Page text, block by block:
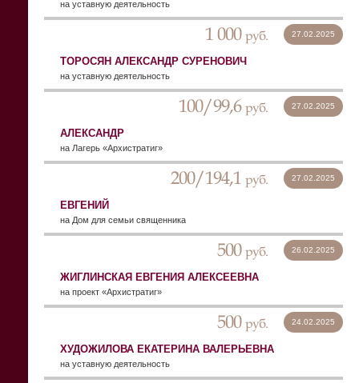
на уставную деятельность
1 000 руб. 27.02.2025
ТОРОСЯН АЛЕКСАНДР СУРЕНОВИЧ
на уставную деятельность
100/99,6 руб. 27.02.2025
АЛЕКСАНДР
на Лагерь «Архистратиг»
200/194,1 руб. 27.02.2025
ЕВГЕНИЙ
на Дом для семьи священника
500 руб. 26.02.2025
ЖИГЛИНСКАЯ ЕВГЕНИЯ АЛЕКСЕЕВНА
на проект «Архистратиг»
500 руб. 24.02.2025
ХУДОЖИЛОВА ЕКАТЕРИНА ВАЛЕРЬЕВНА
на уставную деятельность